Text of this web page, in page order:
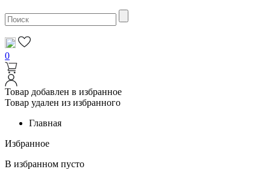
0
Товар добавлен в избранное
Товар удален из избранного
Главная
Избранное
В избранном пусто